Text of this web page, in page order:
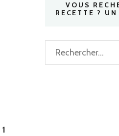
1
VOUS
RECETTE ?
Rechercher :